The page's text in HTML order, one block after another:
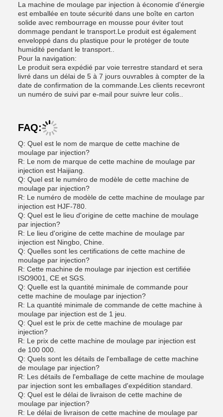
La machine de moulage par injection à économie d'énergie
est emballée en toute sécurité dans une boîte en carton
solide avec rembourrage en mousse pour éviter tout
dommage pendant le transport.Le produit est également
enveloppé dans du plastique pour le protéger de toute
humidité pendant le transport..
Pour la navigation:
Le produit sera expédié par voie terrestre standard et sera
livré dans un délai de 5 à 7 jours ouvrables à compter de la
date de confirmation de la commande.Les clients recevront
un numéro de suivi par e-mail pour suivre leur colis..
FAQ:
Q: Quel est le nom de marque de cette machine de
moulage par injection?
R: Le nom de marque de cette machine de moulage par
injection est Haijiang.
Q: Quel est le numéro de modèle de cette machine de
moulage par injection?
R: Le numéro de modèle de cette machine de moulage par
injection est HJF-780.
Q: Quel est le lieu d'origine de cette machine de moulage
par injection?
R: Le lieu d'origine de cette machine de moulage par
injection est Ningbo, Chine.
Q: Quelles sont les certifications de cette machine de
moulage par injection?
R: Cette machine de moulage par injection est certifiée
ISO9001, CE et SGS.
Q: Quelle est la quantité minimale de commande pour
cette machine de moulage par injection?
R: La quantité minimale de commande de cette machine à
moulage par injection est de 1 jeu.
Q: Quel est le prix de cette machine de moulage par
injection?
R: Le prix de cette machine de moulage par injection est
de 100 000.
Q: Quels sont les détails de l'emballage de cette machine
de moulage par injection?
R: Les détails de l'emballage de cette machine de moulage
par injection sont les emballages d'expédition standard.
Q: Quel est le délai de livraison de cette machine de
moulage par injection?
R: Le délai de livraison de cette machine de moulage par